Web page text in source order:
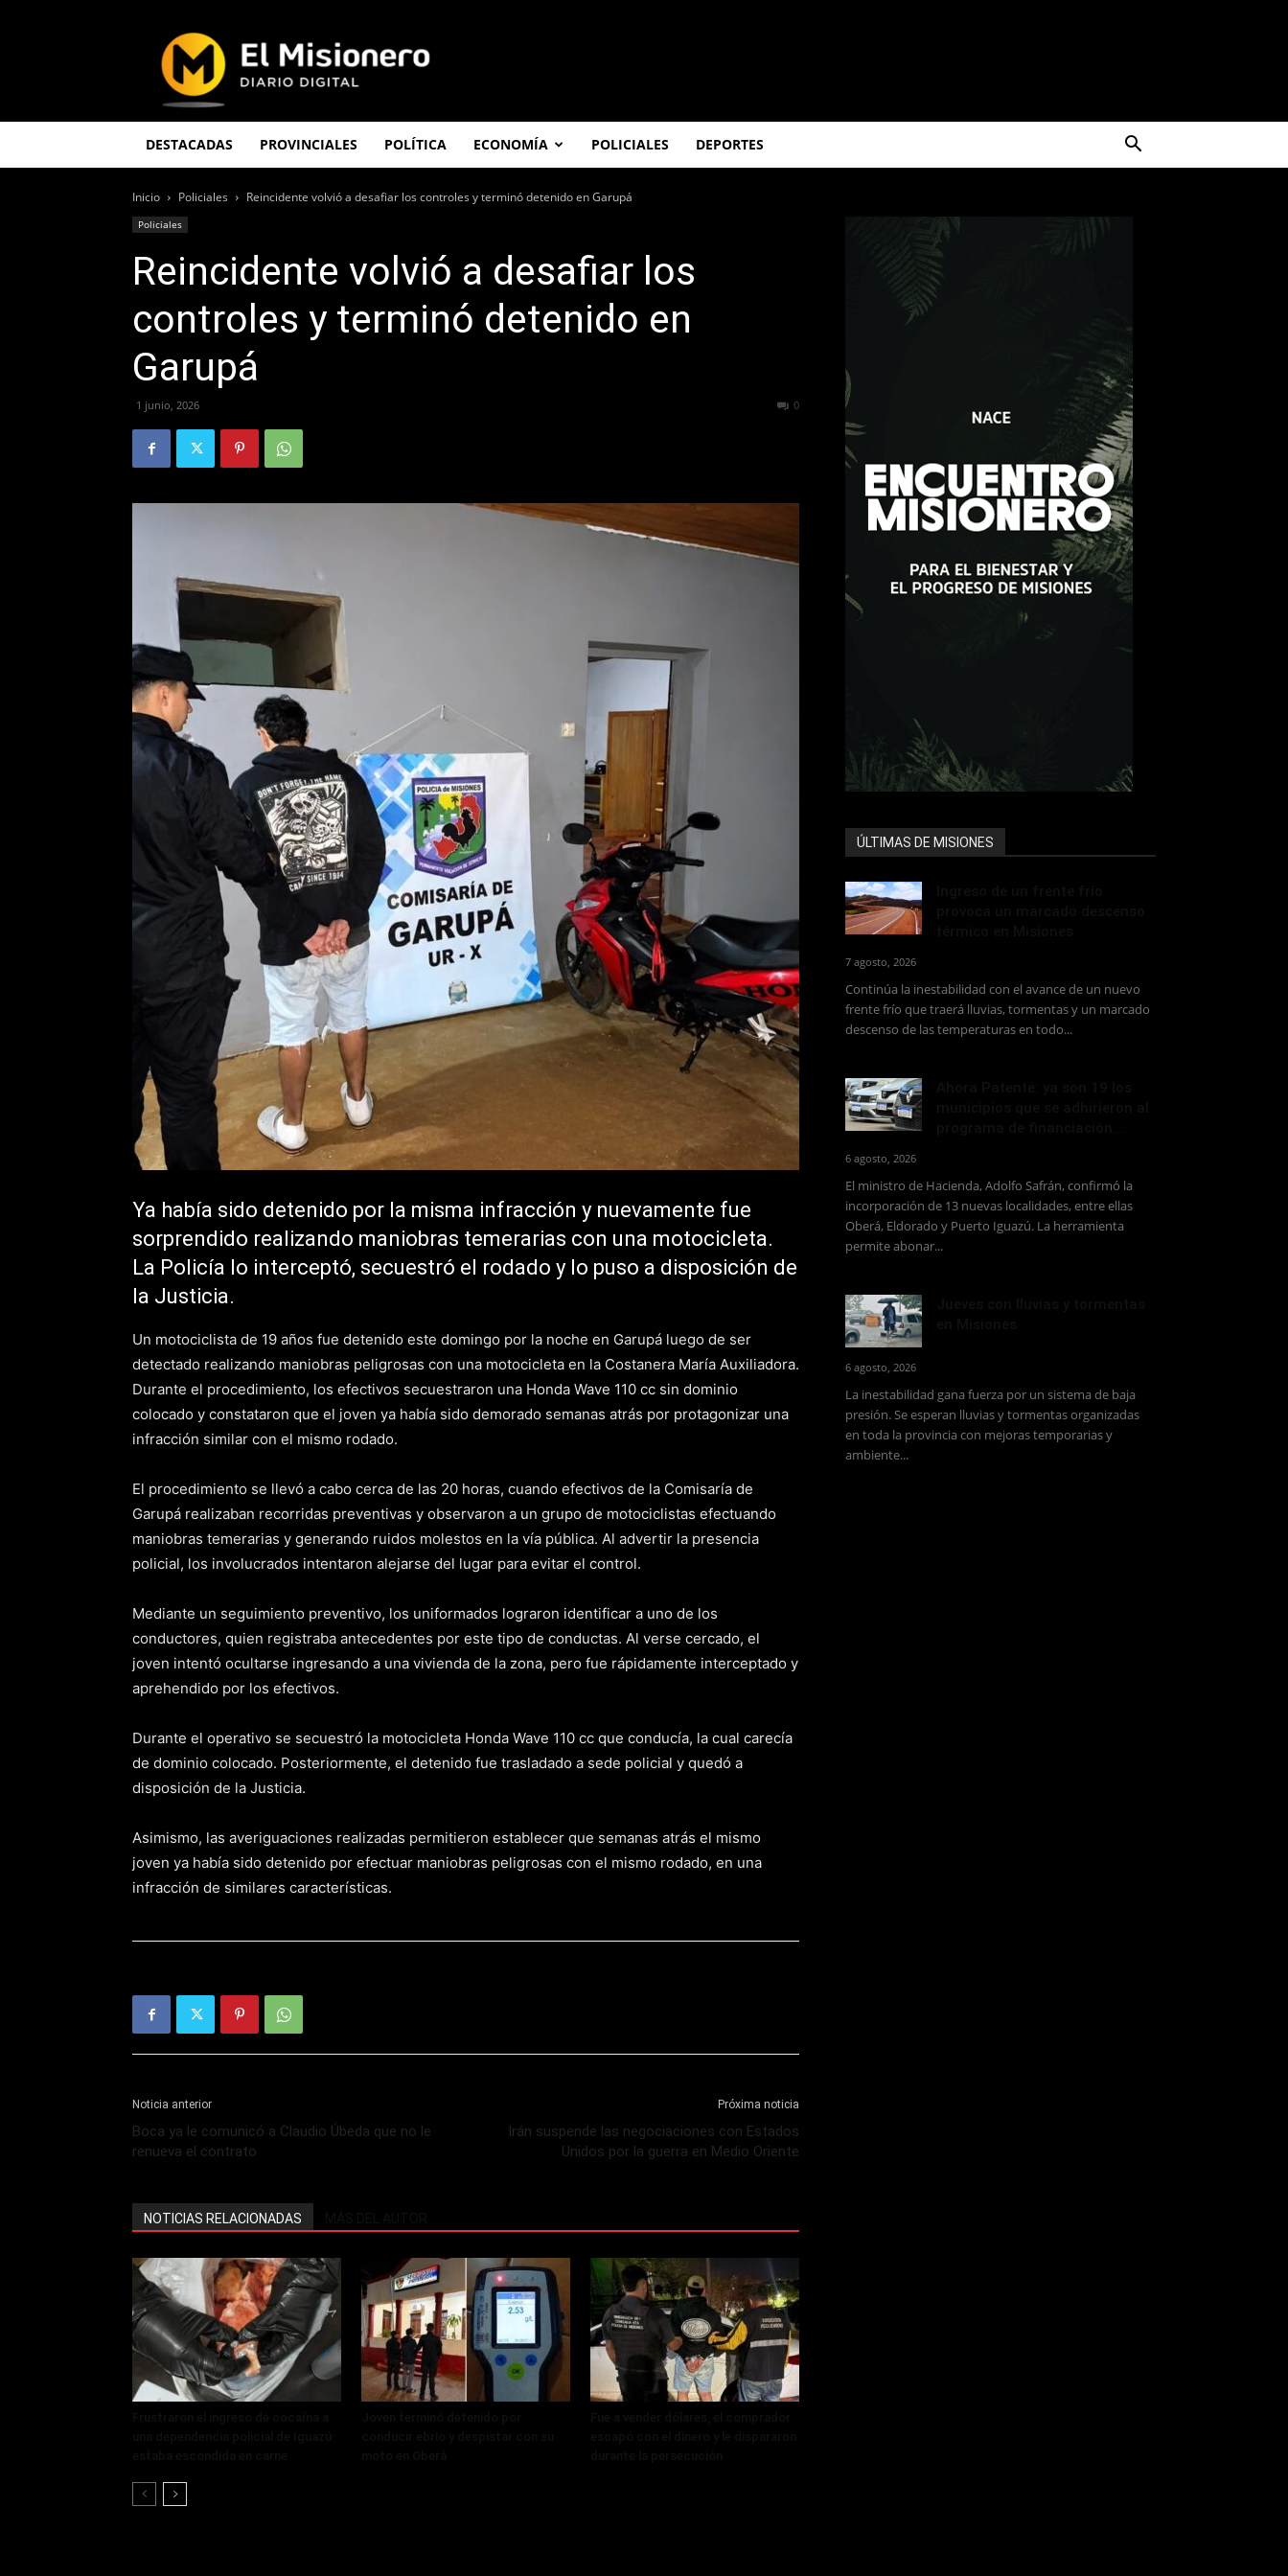
Misionero
DESTACADAS PROVINCIALES POLÍTICA ECONOMÍA POLICIALES DEPORTES
Inicio Policiales Reincidente volvió a desafiar los controles y terminó detenido en Garupá
Policiales
Reincidente volvió a desafiar los
controles y terminó detenido en
Garupá
1 junio, 2026 0
Ya había sido detenido por la misma infracción y nuevamente fue
sorprendido realizando maniobras temerarias con una motocicleta.
La Policía lo interceptó, secuestró el rodado y lo puso a disposición de
la Justicia.
Un motociclista de 19 años fue detenido este domingo por la noche en Garupá luego de ser
detectado realizando maniobras peligrosas con una motocicleta en la Costanera María Auxiliadora.
Durante el procedimiento, los efectivos secuestraron una Honda Wave 110 cc sin dominio
colocado y constataron que el joven ya había sido demorado semanas atrás por protagonizar una
infracción similar con el mismo rodado.
El procedimiento se llevó a cabo cerca de las 20 horas, cuando efectivos de la Comisaría de
Garupá realizaban recorridas preventivas y observaron a un grupo de motociclistas efectuando
maniobras temerarias y generando ruidos molestos en la vía pública. Al advertir la presencia
policial, los involucrados intentaron alejarse del lugar para evitar el control.
Mediante un seguimiento preventivo, los uniformados lograron identificar a uno de los
conductores, quien registraba antecedentes por este tipo de conductas. Al verse cercado, el
joven intentó ocultarse ingresando a una vivienda de la zona, pero fue rápidamente interceptado y
aprehendido por los efectivos.
Durante el operativo se secuestró la motocicleta Honda Wave 110 cc que conducía, la cual carecía
de dominio colocado. Posteriormente, el detenido fue trasladado a sede policial y quedó a
disposición de la Justicia.
Asimismo, las averiguaciones realizadas permitieron establecer que semanas atrás el mismo
joven ya había sido detenido por efectuar maniobras peligrosas con el mismo rodado, en una
infracción de similares características.
Noticia anterior
Boca ya le comunicó a Claudio Úbeda que no le
renueva el contrato
Próxima noticia
Irán suspende las negociaciones con Estados
Unidos por la guerra en Medio Oriente
NOTICIAS RELACIONADAS
ÚLTIMAS DE MISIONES
7 agosto, 2026
Continúa la inestabilidad con el avance de un nuevo
frente frío que traerá lluvias, tormentas y un marcado
descenso de las temperaturas en todo...
6 agosto, 2026
El ministro de Hacienda, Adolfo Safrán, confirmó la
incorporación de 13 nuevas localidades, entre ellas
Oberá, Eldorado y Puerto Iguazú. La herramienta
permite abonar...
6 agosto, 2026
La inestabilidad gana fuerza por un sistema de baja
presión. Se esperan lluvias y tormentas organizadas
en toda la provincia con mejoras temporarias y
ambiente...